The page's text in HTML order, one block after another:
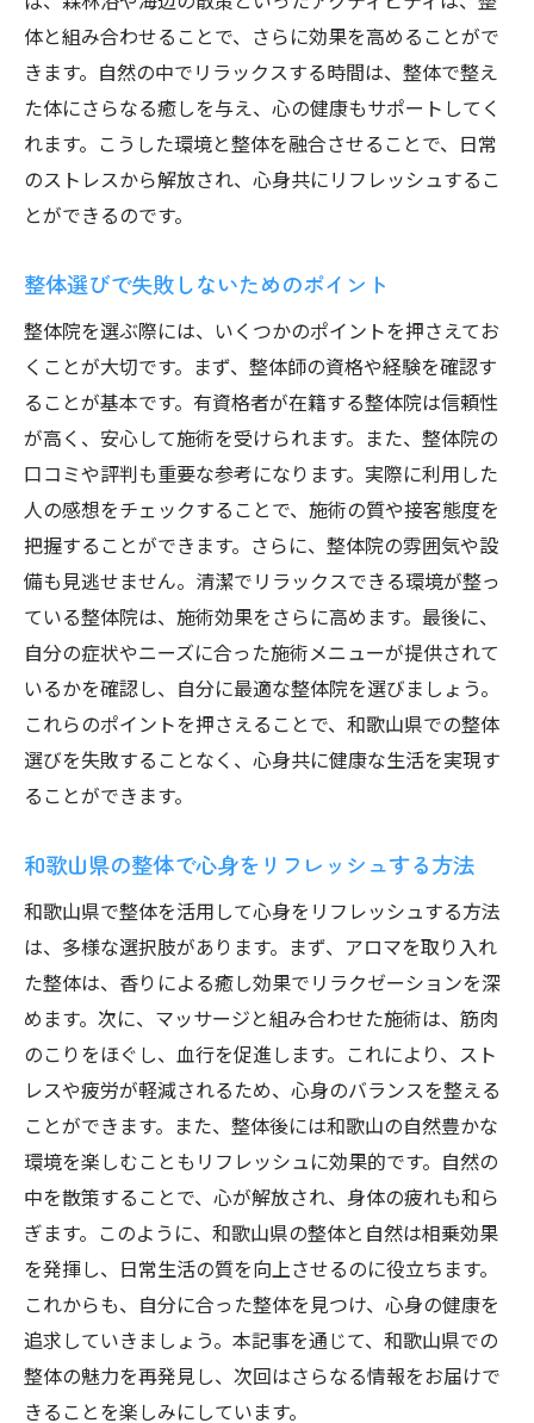
整体選びで失敗しないためのチェックポイ
ント
和歌山県の整体で心身のリラクゼーションを極
める
リラクゼーション整体の基本と応用
和歌山県の整体院で得られる癒しの体験
整体で実現する心地よい暮らし
法
整体療法でストレスを解消する方法
和歌山県の整体で心の健康を保つ
整体の効果を最大化！和歌山県の人気施術紹介
和歌山県で試したい整体の技術
整体の効果を引き出す施術後のケア
和歌山県の整体院で受けられる特殊な施術
整体で身体のパフォーマンスを向上させる
方法
和歌山県の整体施術が他と違う理由
整体で得られる健康効果を最大化する方法
体と組み合わせることで、さらに効果を高めることがで
きます。自然の中でリラックスする時間は、整体で整え
た体にさらなる癒しを与え、心の健康もサポートしてく
れます。こうした環境と整体を融合させることで、日常
のストレスから解放され、心身共にリフレッシュするこ
とができるのです。
整体選びで失敗しないためのポイント
整体院を選ぶ際には、いくつかのポイントを押さえてお
くことが大切です。まず、整体師の資格や経験を確認す
ることが基本です。有資格者が在籍する整体院は信頼性
が高く、安心して施術を受けられます。また、整体院の
口コミや評判も重要な参考になります。実際に利用した
人の感想をチェックすることで、施術の質や接客態度を
把握することができます。さらに、整体院の雰囲気や設
備も見逃せません。清潔でリラックスできる環境が整っ
ている整体院は、施術効果をさらに高めます。最後に、
自分の症状やニーズに合った施術メニューが提供されて
いるかを確認し、自分に最適な整体院を選びましょう。
これらのポイントを押さえることで、和歌山県での整体
選びを失敗することなく、心身共に健康な生活を実現す
ることができます。
和歌山県の整体で心身をリフレッシュする方法
和歌山県で整体を活用して心身をリフレッシュする方法
は、多様な選択肢があります。まず、アロマを取り入れ
た整体は、香りによる癒し効果でリラクゼーションを深
めます。次に、マッサージと組み合わせた施術は、筋肉
のこりをほぐし、血行を促進します。これにより、スト
レスや疲労が軽減されるため、心身のバランスを整える
ことができます。また、整体後には和歌山の自然豊かな
環境を楽しむこともリフレッシュに効果的です。自然の
中を散策することで、心が解放され、身体の疲れも和ら
ぎます。このように、和歌山県の整体と自然は相乗効果
を発揮し、日常生活の質を向上させるのに役立ちます。
これからも、自分に合った整体を見つけ、心身の健康を
追求していきましょう。本記事を通じて、和歌山県での
整体の魅力を再発見し、次回はさらなる情報をお届けで
きることを楽しみにしています。